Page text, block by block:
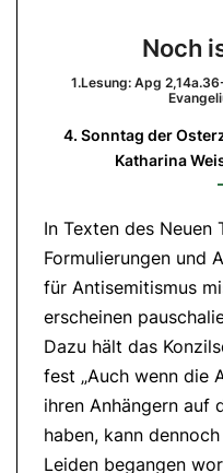
Noch
1.Lesung: Apg
4. Sonntag der
Katharina
In Texten des Neuen
Formulierungen und
für Antisemitismus
erscheinen
Dazu hält das
fest „Auch wenn die
ihren Anhängern auf
haben, kann
Leiden begangen